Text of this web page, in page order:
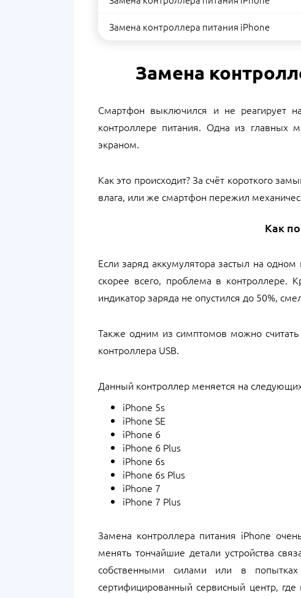
Замена контроллера питания iPhone
Замена
Смартфон выключился и не реагирует
контроллере питания. Одна из
экраном.
Как это происходит? За счёт короткого
влага, или же смартфон пережил
Как
Если заряд аккумулятора застыл на
скорее всего, проблема в контроллере.
индикатор заряда не опустился до 50%,
Также одним из симптомов можно
контроллера USB.
Данный контроллер меняется на
iPhone 5s
iPhone SE
iPhone 6
iPhone 6 Plus
iPhone 6s
iPhone 6s Plus
iPhone 7
iPhone 7 Plus
Замена контроллера питания iPhone
менять тончайшие детали устройства
собственными силами или в
сертифицированный сервисный центр,